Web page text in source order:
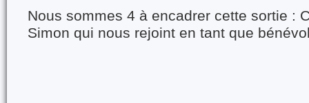
Nous sommes 4 à encadrer cette sortie :
Simon qui nous rejoint en tant que